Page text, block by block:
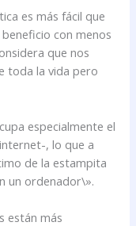
es más fácil que
con menos
que nos
toda la vida pero
especialmente el
, lo que a
de la estampita
un ordenador\».
están más